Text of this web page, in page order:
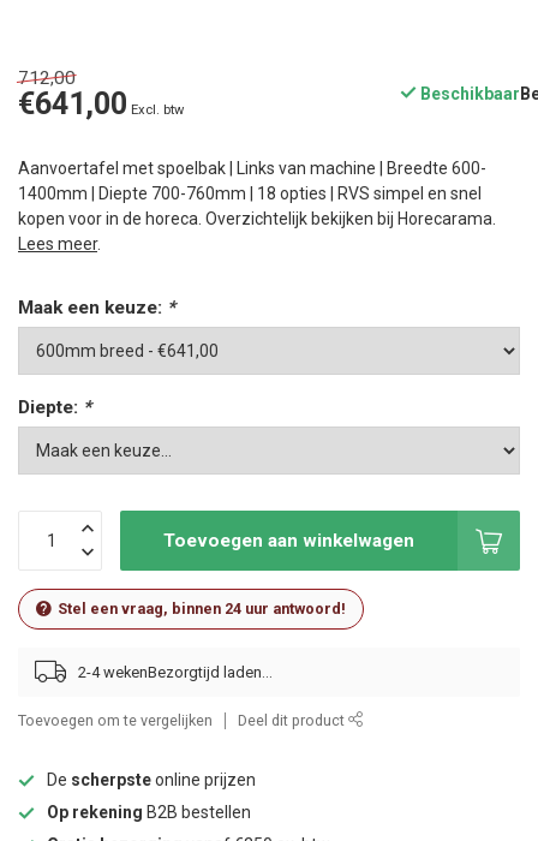
712,00
€641,00 Excl. btw
Beschikbaar
Aanvoertafel met spoelbak | Links van machine | Breedte 600-
1400mm | Diepte 700-760mm | 18 opties | RVS simpel en snel
kopen voor in de horeca. Overzichtelijk bekijken bij Horecarama.
Lees meer.
Maak een keuze: *
Diepte: *
Toevoegen aan winkelwagen
Stel een vraag, binnen 24 uur antwoord!
2-4 weken
Toevoegen om te vergelijken Deel dit product
De scherpsteonline prijzen
Op rekening B2B bestellen